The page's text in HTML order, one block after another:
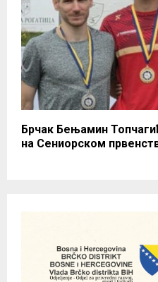
Брчак Бењамин
на Сениорском